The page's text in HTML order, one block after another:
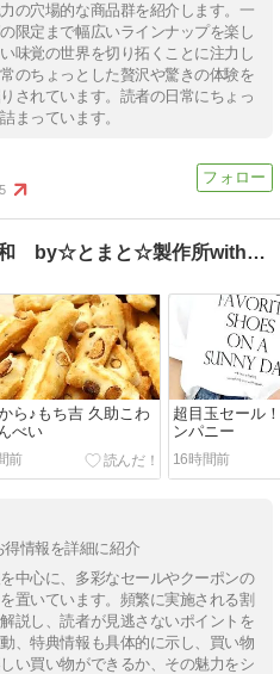
の穴場的な商品群を紹介します。一
限定まで幅広いラインナップを楽し
味覚の世界を切り拓くことに注力し
のちょっとした贅沢や驚きの体験を
されています。読者の日常にちょっ
まっています。
毎日がおいしいもん日和 by☆とまと☆製作所with☆ぱ☆
ら♪もち吉 久助こわ
べい
前
超目玉セール
ンパニー
16時間前
情報を詳細に紹介
中心に、多彩なセールやクーポンの
置いています。頻繁に実施される割
説し、読者が見逃さないポイントを
、特典情報も具体的に示し、買い物
い買い物ができるか、その魅力をシ